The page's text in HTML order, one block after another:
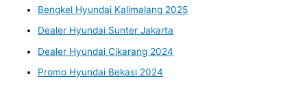
Bengkel Hyundai Kalimalang 2025
Dealer Hyundai Sunter Jakarta
Dealer Hyundai Cikarang 2024
Promo Hyundai Bekasi 2024